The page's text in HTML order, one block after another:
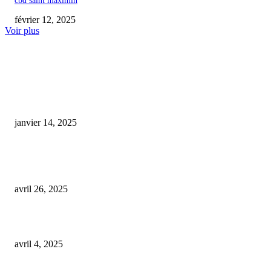
février 12, 2025
Voir plus
janvier 14, 2025
avril 26, 2025
avril 4, 2025